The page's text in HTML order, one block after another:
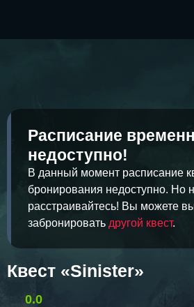
Расписание
недоступно!
В данный момент расписание
бронирования недоступно. Но
расстраивайтесь! Вы можете
забронировать другой квест.
Квест «Sinister»
0.0